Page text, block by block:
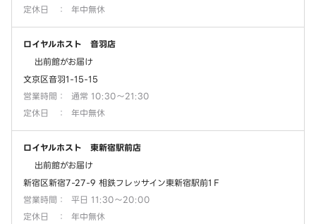
定休日
： 年中無休
ロイヤルホスト 音羽店
出前館がお届け
文京区音羽1-15-15
営業時間 ：
通常 10:30～21:30
定休日
： 年中無休
ロイヤルホスト 東新宿駅前店
出前館がお届け
新宿区新宿7-27-9 相鉄フレッサイン東新宿駅前1Ｆ
営業時間 ：
平日 11:30～20:00
定休日
： 年中無休